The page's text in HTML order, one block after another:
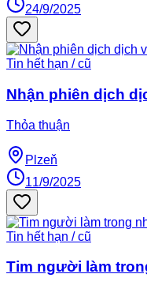
24/9/2025
Tin hết hạn / cũ
Nhận phiên dịch
Thỏa thuận
Plzeň
11/9/2025
Tin hết hạn / cũ
Tim người làm